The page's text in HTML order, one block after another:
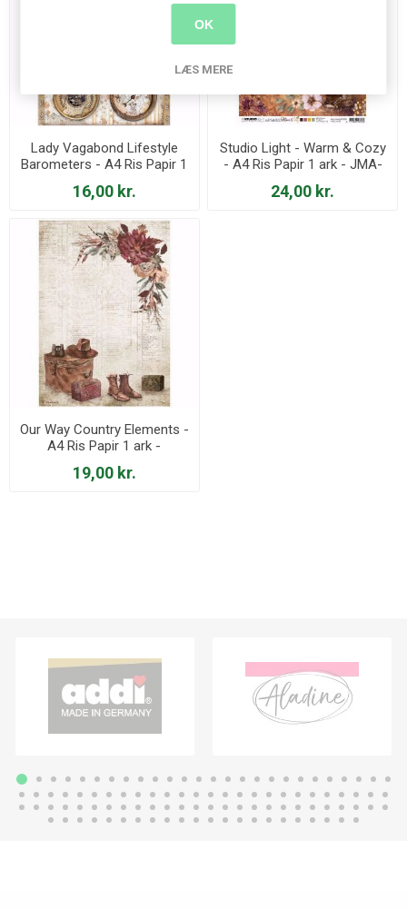
Lady Vagabond Lifestyle
Barometers - A4 Ris Papir 1
ark - DFSA4648
16,00 kr.
Studio Light - Warm & Cozy
- A4 Ris Papir 1 ark - JMA-
WAC-RICE23
24,00 kr.
Our Way Country Elements -
A4 Ris Papir 1 ark -
DFSA4714
19,00 kr.
OK
LÆS MERE